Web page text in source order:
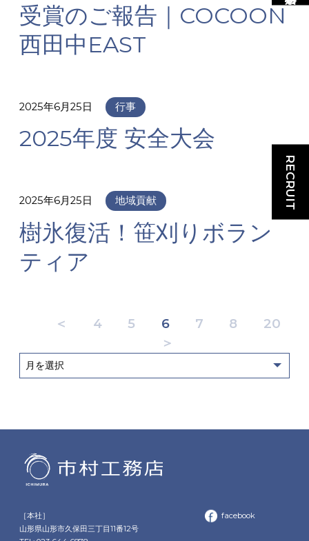
受賞のご報告｜COCOON
西田中EAST
2025年6月25日 行事
2025年度 安全大会
2025年6月25日 地域貢献
樹氷復活！笹刈りボラン
ティア
＜ 4 5 6 7 8
20
＞
［本社］
山形県山形市久保田三丁目11番12号
facebook
RECRUIT